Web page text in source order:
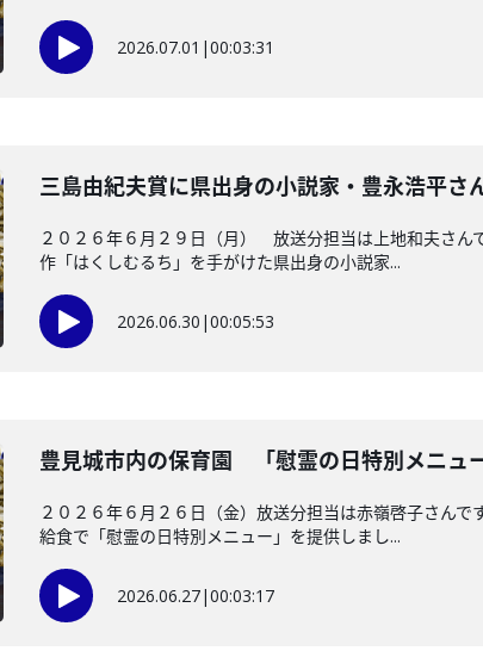
2026.07.01 |00:03:31
三島由紀夫賞に県出身の小説家・豊永浩平さ
２０２６年６月２９日（月） 放送分担当は上地和夫さん
作「はくしむるち」を手がけた県出身の小説家...
2026.06.30 |00:05:53
豊見城市内の保育園 「慰霊の日特別メニュ
２０２６年６月２６日（金）放送分担当は赤嶺啓子さん
給食で「慰霊の日特別メニュー」を提供しまし...
2026.06.27|00:03:17